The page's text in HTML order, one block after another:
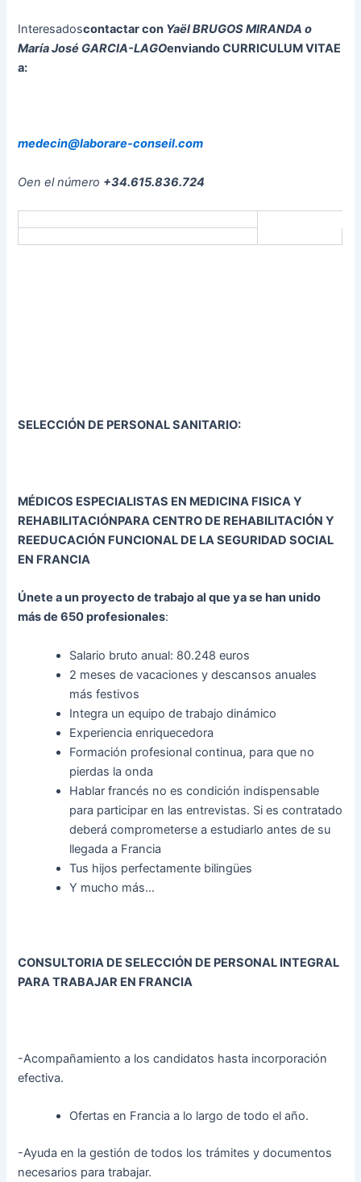
Interesadoscontactar con Yaël BRUGOS MIRANDA o
María José GARCIA-LAGOenviando CURRICULUM VITAE
a:
medecin@laborare-conseil.com
Oen el número +34.615.836.724
SELECCIÓN DE PERSONAL SANITARIO:
MÉDICOS ESPECIALISTAS EN MEDICINA FISICA Y
REHABILITACIÓNPARA CENTRO DE REHABILITACIÓN Y
REEDUCACIÓN FUNCIONAL DE LA SEGURIDAD SOCIAL
EN FRANCIA
Únete a un proyecto de trabajo al que ya se han unido
más de 650 profesionales:
Salario bruto anual: 80.248 euros
2 meses de vacaciones y descansos anuales
más festivos
Integra un equipo de trabajo dinámico
Experiencia enriquecedora
Formación profesional continua, para que no
pierdas la onda
Hablar francés no es condición indispensable
para participar en las entrevistas. Si es contratado
deberá comprometerse a estudiarlo antes de su
llegada a Francia
Tus hijos perfectamente bilingües
Y mucho más…
CONSULTORIA DE SELECCIÓN DE PERSONAL INTEGRAL
PARA TRABAJAR EN FRANCIA
-Acompañamiento a los candidatos hasta incorporación
efectiva.
Ofertas en Francia a lo largo de todo el año.
-Ayuda en la gestión de todos los trámites y documentos
necesarios para trabajar.